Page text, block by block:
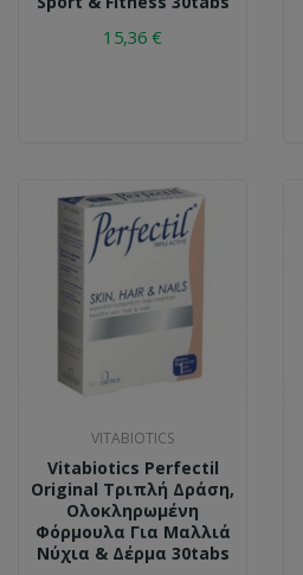
15,36 €
VITABIOTICS
Vitabiotics Perfectil
Original Τριπλή Δράση,
Ολοκληρωμένη
Φόρμουλα Για Μαλλιά
Νύχια & Δέρμα 30tabs